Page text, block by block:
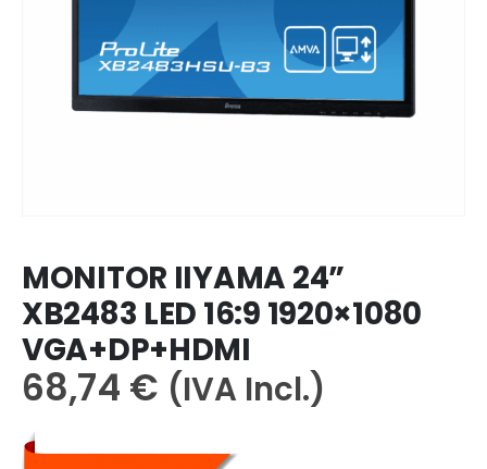
MONITOR IIYAMA 24”
XB2483 LED 16:9 1920×1080
VGA+DP+HDMI
68,74 € (IVA Incl.)